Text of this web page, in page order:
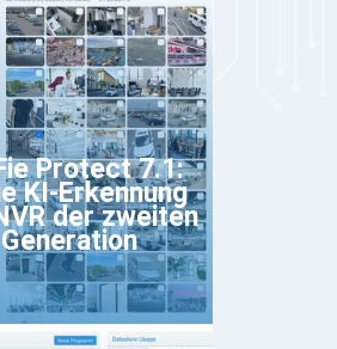
Protect 7.1:
KI-Erkennung
der zweiten
Generation